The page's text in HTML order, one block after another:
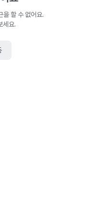
을 할 수 없어요.
세요.